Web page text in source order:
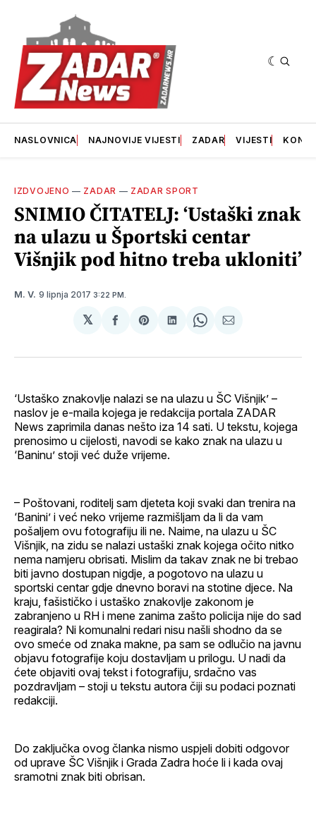
NASLOVNICA NAJNOVIJE VIJESTI ZADAR VIJESTI
IZDVOJENO — ZADAR — ZADAR SPORT
SNIMIO ČITATELJ: ‘Ustaški znak
na ulazu u Športski centar
Višnjik pod hitno treba ukloniti’
M. V. 9 lipnja 2017 3:22 PM.
𝕏
podijeliSharepodijeliSharepodijeli
‘Ustaško znakovlje nalazi se na ulazu u ŠC Višnjik’ –
naslov je e-maila kojega je redakcija portala ZADAR
News zaprimila danas nešto iza 14 sati. U tekstu, kojega
prenosimo u cijelosti, navodi se kako znak na ulazu u
‘Baninu’ stoji već duže vrijeme.
– Poštovani, roditelj sam djeteta koji svaki dan trenira na
‘Banini’ i već neko vrijeme razmišljam da li da vam
pošaljem ovu fotografiju ili ne. Naime, na ulazu u ŠC
Višnjik, na zidu se nalazi ustaški znak kojega očito nitko
nema namjeru obrisati. Mislim da takav znak ne bi trebao
biti javno dostupan nigdje, a pogotovo na ulazu u
sportski centar gdje dnevno boravi na stotine djece. Na
kraju, fašističko i ustaško znakovlje zakonom je
zabranjeno u RH i mene zanima zašto policija nije do sad
reagirala? Ni komunalni redari nisu našli shodno da se
ovo smeće od znaka makne, pa sam se odlučio na javnu
objavu fotografije koju dostavljam u prilogu. U nadi da
ćete objaviti ovaj tekst i fotografiju, srdačno vas
pozdravljam – stoji u tekstu autora čiji su podaci poznati
redakciji.
Do zaključka ovog članka nismo uspjeli dobiti odgovor
od uprave ŠC Višnjik i Grada Zadra hoće li i kada ovaj
sramotni znak biti obrisan.